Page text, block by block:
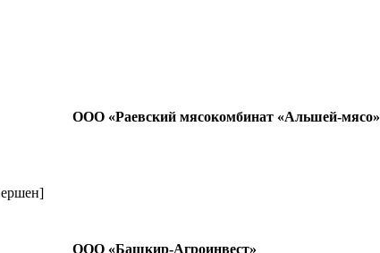
ООО «Раевский мясокомбинат «Альшей-мясо»
ООО «Башкир-Агроинвест»